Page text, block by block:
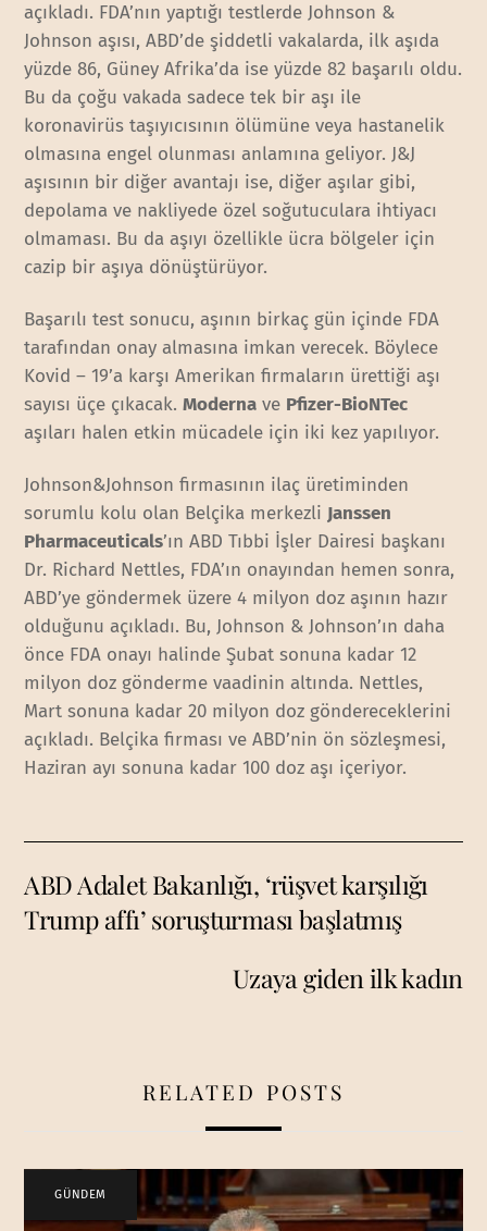
açıkladı. FDA’nın yaptığı testlerde Johnson &
Johnson aşısı, ABD’de şiddetli vakalarda, ilk aşıda
yüzde 86, Güney Afrika’da ise yüzde 82 başarılı oldu.
Bu da çoğu vakada sadece tek bir aşı ile
koronavirüs taşıyıcısının ölümüne veya hastanelik
olmasına engel olunması anlamına geliyor. J&J
aşısının bir diğer avantajı ise, diğer aşılar gibi,
depolama ve nakliyede özel soğutuculara ihtiyacı
olmaması. Bu da aşıyı özellikle ücra bölgeler için
cazip bir aşıya dönüştürüyor.
Başarılı test sonucu, aşının birkaç gün içinde FDA
tarafından onay almasına imkan verecek. Böylece
Kovid – 19’a karşı Amerikan firmaların ürettiği aşı
sayısı üçe çıkacak.Moderna ve Pfizer-BioNTec
aşıları halen etkin mücadele için iki kez yapılıyor.
Johnson&Johnson firmasının ilaç üretiminden
sorumlu kolu olan Belçika merkezli Janssen
Pharmaceuticals’ın ABD Tıbbi İşler Dairesi başkanı
Dr. Richard Nettles, FDA’ın onayından hemen sonra,
ABD’ye göndermek üzere 4 milyon doz aşının hazır
olduğunu açıkladı. Bu, Johnson & Johnson’ın daha
önce FDA onayı halinde Şubat sonuna kadar 12
milyon doz gönderme vaadinin altında. Nettles,
Mart sonuna kadar 20 milyon doz göndereceklerini
açıkladı. Belçika firması ve ABD’nin ön sözleşmesi,
Haziran ayı sonuna kadar 100 doz aşı içeriyor.
ABD Adalet Bakanlığı, ‘rüşvet karşılığı
Trump affı’ soruşturması başlatmış
Uzaya giden ilk kadın
RELATED POSTS
GÜNDEM